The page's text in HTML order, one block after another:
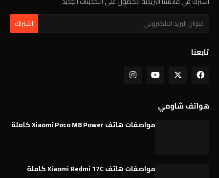
تابعنا
هواتف شاومي
مواصفات هاتف Xiaomi Poco M8 Power كاملة
مواصفات هاتف Xiaomi Redmi 17C كاملة